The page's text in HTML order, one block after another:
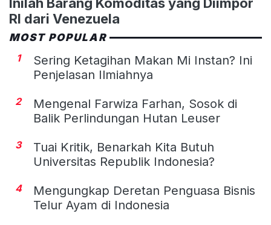
Inilah Barang Komoditas yang Diimpor
RI dari Venezuela
MOST POPULAR
1
Sering Ketagihan Makan Mi Instan? Ini
Penjelasan Ilmiahnya
2
Mengenal Farwiza Farhan, Sosok di
Balik Perlindungan Hutan Leuser
3
Tuai Kritik, Benarkah Kita Butuh
Universitas Republik Indonesia?
4
Mengungkap Deretan Penguasa Bisnis
Telur Ayam di Indonesia